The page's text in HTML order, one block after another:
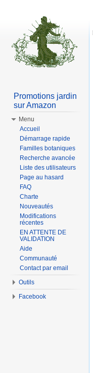
Promotions jardin
sur Amazon
Menu
Accueil
Démarrage rapide
Familles botaniques
Recherche avancée
Liste des utilisateurs
Page au hasard
FAQ
Charte
Nouveautés
Modifications
récentes
EN ATTENTE DE
VALIDATION
Aide
Communauté
Contact par email
Outils
Facebook